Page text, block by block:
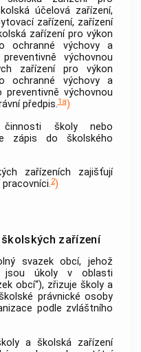
účelová zařízení,
zařízení, zařízení
zařízení pro výkon
ochranné výchovy a
výchovnou
zařízení pro výkon
ochranné výchovy a
výchovnou
předpis.1a)
činnosti školy nebo
zápis do školského
zařízeních zajišťují
2)
zařízení
svazekobcí, jehož
jsou úkoly v oblasti
obcí“), zřizuje školy a
právnické osoby
podle zvláštního
a školská zařízení